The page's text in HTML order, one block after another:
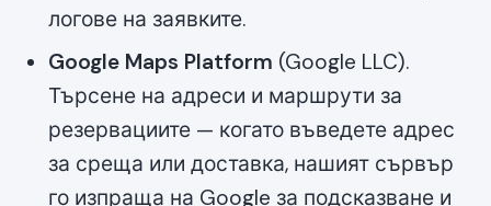
логове на заявките.
Google Maps Platform (Google LLC).
Търсене на адреси и маршрути за
резервациите — когато въведете адрес
за среща или доставка, нашият сървър
го изпраща на Google за подсказване и